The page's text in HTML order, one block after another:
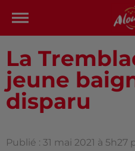
La
jeune
disparu
Publié : 31 mai 2021 à